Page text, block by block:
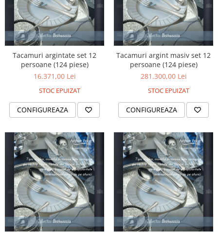
Tacamuri argintate set 12
persoane (124 piese)
16.371,00 Lei
STOC EPUIZAT
CONFIGUREAZA
Tacamuri argint masiv set 12
persoane (124 piese)
281.300,00 Lei
STOC EPUIZAT
CONFIGUREAZA